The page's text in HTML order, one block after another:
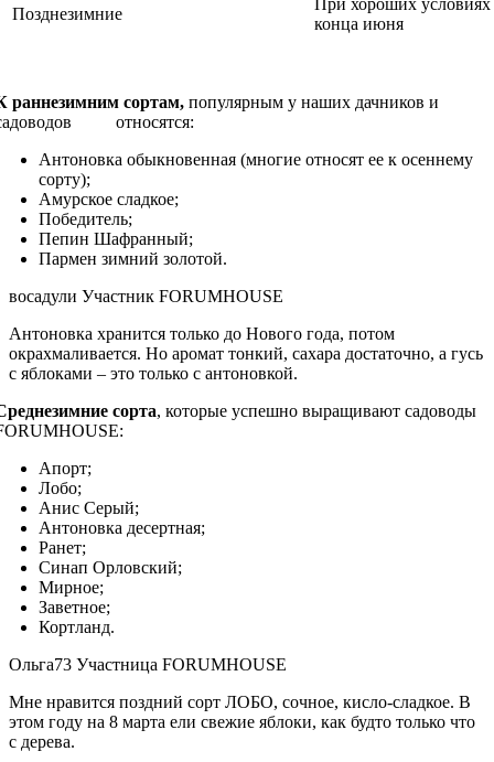
Позднезимние
При хороших условиях
конца июня
раннезимним сортам, популярным у наших дачников и
относятся:
Антоновка обыкновенная (многие относят ее к осеннему
сорту);
Амурское сладкое;
Победитель;
Пепин Шафранный;
Пармен зимний золотой.
восадули Участник FORUMHOUSE
Антоновка хранится только до Нового года, потом
окрахмаливается. Но аромат тонкий, сахара достаточно, а гусь
с яблоками – это только с антоновкой.
сорта, которые успешно выращивают садоводы
Апорт;
Лобо;
Анис Серый;
Антоновка десертная;
Ранет;
Синап Орловский;
Мирное;
Заветное;
Кортланд.
Ольга73 Участница FORUMHOUSE
Мне нравится поздний сорт ЛОБО, cочное, кисло-сладкое. В
этом году на 8 марта ели свежие яблоки, как будто только что
с дерева.